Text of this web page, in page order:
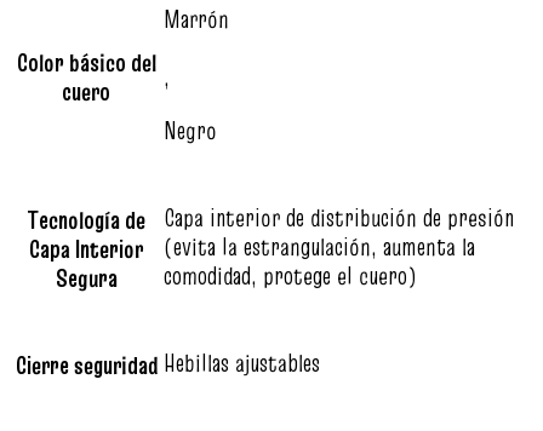
Color básico del
cuero
Marrón
,
Negro
Tecnología de
Capa Interior
Segura
Capa interior de distribución de presión
(evita la estrangulación, aumenta la
comodidad, protege el cuero)
Cierre seguridad Hebillas ajustables